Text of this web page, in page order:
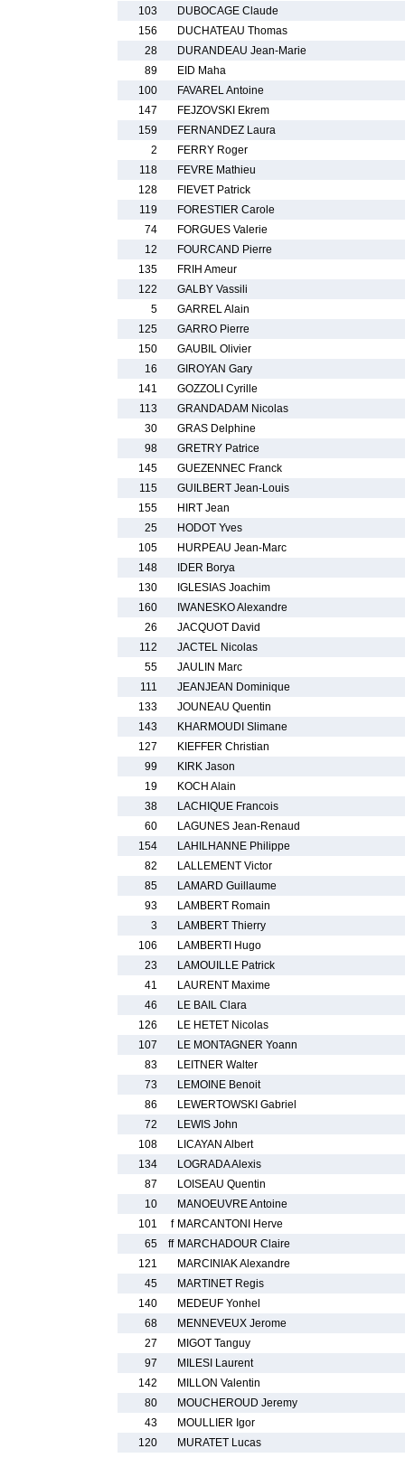
103
DUBOCAGE Claude
156
DUCHATEAU Thomas
28
DURANDEAU Jean-Marie
89
EID Maha
100
FAVAREL Antoine
147
FEJZOVSKI Ekrem
159
FERNANDEZ Laura
2
FERRY Roger
118
FEVRE Mathieu
128
FIEVET Patrick
119
FORESTIER Carole
74
FORGUES Valerie
12
FOURCAND Pierre
135
FRIH Ameur
122
GALBY Vassili
5
GARREL Alain
125
GARRO Pierre
150
GAUBIL Olivier
16
GIROYAN Gary
141
GOZZOLI Cyrille
113
GRANDADAM Nicolas
30
GRAS Delphine
98
GRETRY Patrice
145
GUEZENNEC Franck
115
GUILBERT Jean-Louis
155
HIRT Jean
25
HODOT Yves
105
HURPEAU Jean-Marc
148
IDER Borya
130
IGLESIAS Joachim
160
IWANESKO Alexandre
26
JACQUOT David
112
JACTEL Nicolas
55
JAULIN Marc
111
JEANJEAN Dominique
133
JOUNEAU Quentin
143
KHARMOUDI Slimane
127
KIEFFER Christian
99
KIRK Jason
19
KOCH Alain
38
LACHIQUE Francois
60
LAGUNES Jean-Renaud
154
LAHILHANNE Philippe
82
LALLEMENT Victor
85
LAMARD Guillaume
93
LAMBERT Romain
3
LAMBERT Thierry
106
LAMBERTI Hugo
23
LAMOUILLE Patrick
41
LAURENT Maxime
46
LE BAIL Clara
126
LE HETET Nicolas
107
LE MONTAGNER Yoann
83
LEITNER Walter
73
LEMOINE Benoit
86
LEWERTOWSKI Gabriel
72
LEWIS John
108
LICAYAN Albert
134
LOGRADA Alexis
87
LOISEAU Quentin
10
MANOEUVRE Antoine
101
f MARCANTONI Herve
65
ff MARCHADOUR Claire
121
MARCINIAK Alexandre
45
MARTINET Regis
140
MEDEUF Yonhel
68
MENNEVEUX Jerome
27
MIGOT Tanguy
97
MILESI Laurent
142
MILLON Valentin
80
MOUCHEROUD Jeremy
43
MOULLIER Igor
120
MURATET Lucas